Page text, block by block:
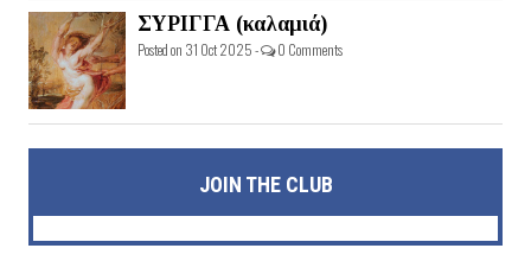
ΣΥΡΙΓΓΑ (καλαμιά)
Posted on 31 Oct 2025 - 0 Comments
JOIN THE CLUB